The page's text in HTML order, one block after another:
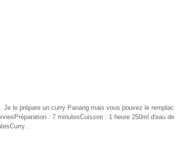
le prépare un curry Panang mais vous pouvez le remplac
: 7 minutesCuisson : 1 heure 250ml d'eau de